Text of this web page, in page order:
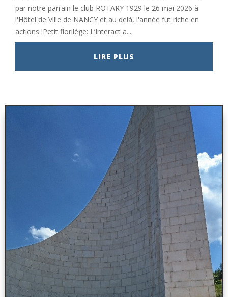
par notre parrain le club ROTARY 1929 le 26 mai 2026 à
l'Hôtel de Ville de NANCY et au delà, l'année fut riche en
actions !Petit florilège: L’Interact a...
LIRE PLUS